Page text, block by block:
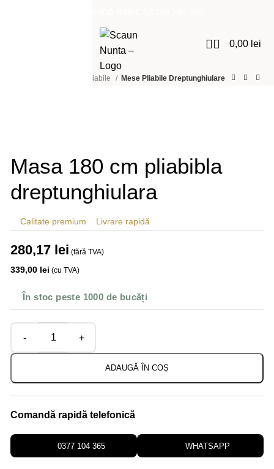
0 0,00 lei
Mese Pliabile Mese Pliabile Dreptunghiulare
Masa 180 cm pliabibla
dreptunghiulara
Calitate premium Livrare rapidă
280,17 lei (fără TVA)
339,00 lei (cu TVA)
În stoc peste 1000 de bucăți
ADAUGĂ ÎN COȘ
Comandă rapidă telefonică
0377 104 365 WHATSAPP